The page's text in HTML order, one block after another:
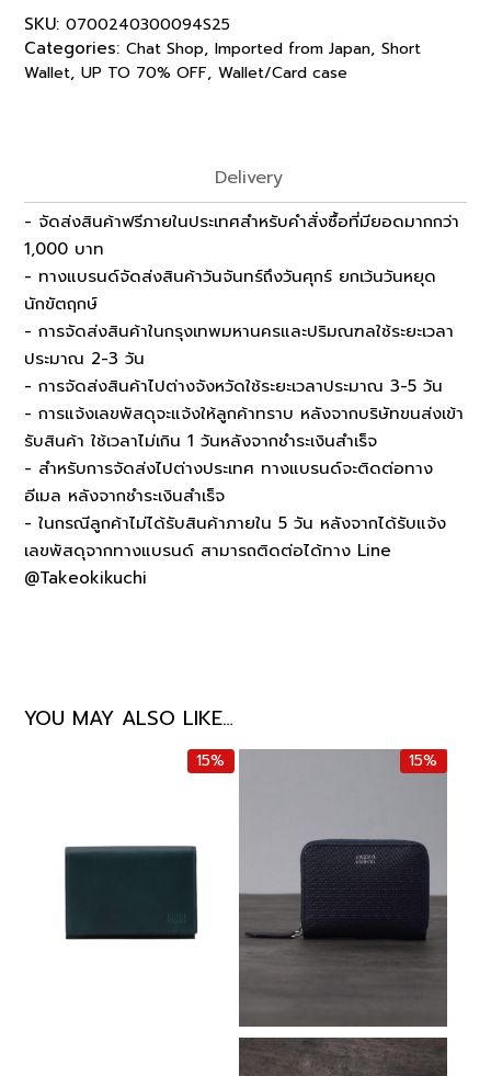
SKU: 0700240300094S25
Categories: Chat Shop, Imported from Japan, Short
Wallet, UP TO 70% OFF, Wallet/Card case
Delivery
- จัดส่งสินค้าฟรีภายในประเทศสำหรับคำสั่งซื้อที่มียอดมากกว่า
1,000 บาท
- ทางแบรนด์จัดส่งสินค้าวันจันทร์ถึงวันศุกร์ ยกเว้นวันหยุด
นักขัตฤกษ์
- การจัดส่งสินค้าในกรุงเทพมหานครและปริมณฑลใช้ระยะเวลา
ประมาณ 2-3 วัน
- การจัดส่งสินค้าไปต่างจังหวัดใช้ระยะเวลาประมาณ 3-5 วัน
- การแจ้งเลขพัสดุจะแจ้งให้ลูกค้าทราบ หลังจากบริษัทขนส่งเข้า
รับสินค้า ใช้เวลาไม่เกิน 1 วันหลังจากชำระเงินสำเร็จ
- สำหรับการจัดส่งไปต่างประเทศ ทางแบรนด์จะติดต่อทาง
อีเมล หลังจากชำระเงินสำเร็จ
- ในกรณีลูกค้าไม่ได้รับสินค้าภายใน 5 วัน หลังจากได้รับแจ้ง
เลขพัสดุจากทางแบรนด์ สามารถติดต่อได้ทาง Line
@Takeokikuchi
YOU MAY ALSO LIKE…
15% 15%